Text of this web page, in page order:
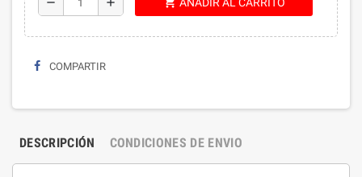
COMPARTIR
DESCRIPCIÓN CONDICIONES DE ENVIO